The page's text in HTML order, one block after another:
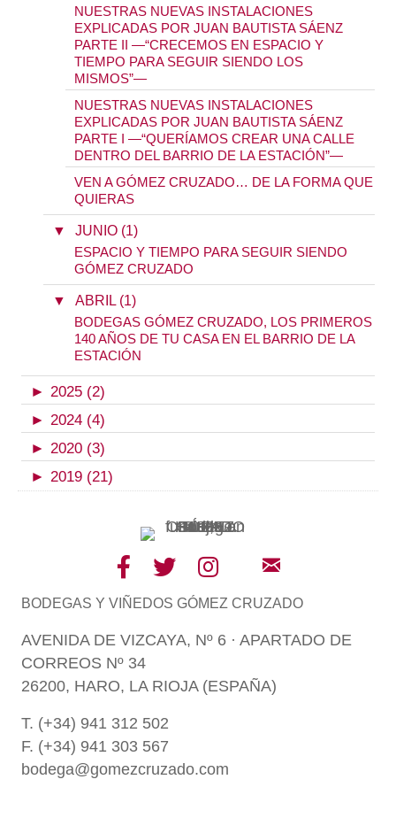
NUESTRAS NUEVAS INSTALACIONES
EXPLICADAS POR JUAN BAUTISTA SÁENZ
PARTE II —“CRECEMOS EN ESPACIO Y
TIEMPO PARA SEGUIR SIENDO LOS
MISMOS”—
NUESTRAS NUEVAS INSTALACIONES
EXPLICADAS POR JUAN BAUTISTA SÁENZ
PARTE I —“QUERÍAMOS CREAR UNA CALLE
DENTRO DEL BARRIO DE LA ESTACIÓN”—
VEN A GÓMEZ CRUZADO… DE LA FORMA QUE
QUIERAS
▼ JUNIO (1)
ESPACIO Y TIEMPO PARA SEGUIR SIENDO
GÓMEZ CRUZADO
▼ ABRIL (1)
BODEGAS GÓMEZ CRUZADO, LOS PRIMEROS
140 AÑOS DE TU CASA EN EL BARRIO DE LA
ESTACIÓN
► 2025 (2)
► 2024 (4)
► 2020 (3)
► 2019 (21)
BODEGAS Y VIÑEDOS GÓMEZ CRUZADO
AVENIDA DE VIZCAYA, Nº 6 · APARTADO DE
CORREOS Nº 34
26200, HARO, LA RIOJA (ESPAÑA)
T. (+34) 941 312 502
F. (+34) 941 303 567
bodega@gomezcruzado.com